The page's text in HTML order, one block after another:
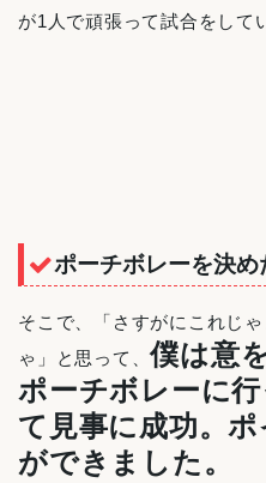
が1人で頑張って試合をして
ポーチボレーを決め
そこで、「さすがにこれじ
ゃ」と思って、僕は意
ポーチボレーに
て見事に成功。
ができました。